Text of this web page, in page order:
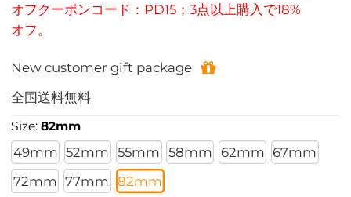
オフクーポンコード：PD15；3点以上購入で18%
オフ。
New customer gift package
全国送料無料
Size:82mm
49mm 52mm 55mm 58mm 62mm 67mm
72mm 77mm 82mm